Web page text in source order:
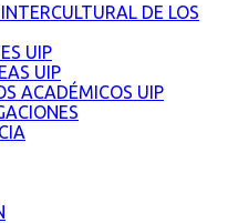
DE LOS
UIP
UIP
ACADÉMICOS UIP